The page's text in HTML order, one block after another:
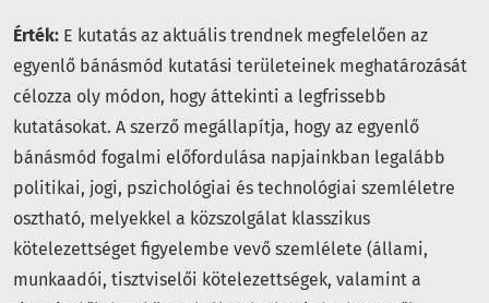
Érték: E kutatás az aktuális trendnek megfelelően az
egyenlő bánásmód kutatási területeinek meghatározását
célozza oly módon, hogy áttekinti a legfrissebb
kutatásokat. A szerző megállapítja, hogy az egyenlő
bánásmód fogalmi előfordulása napjainkban legalább
politikai, jogi, pszichológiai és technológiai szemléletre
osztható, melyekkel a közszolgálat klasszikus
kötelezettséget figyelembe vevő szemlélete (állami,
munkaadói, tisztviselői kötelezettségek, valamint a